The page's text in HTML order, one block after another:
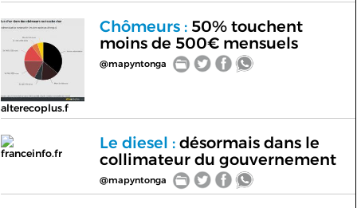
alterecoplus.f
Chômeurs :50% touchent
moins de 500€ mensuels
@mapyntonga
franceinfo.fr
Le diesel :désormais dans le
collimateur du gouvernement
@mapyntonga